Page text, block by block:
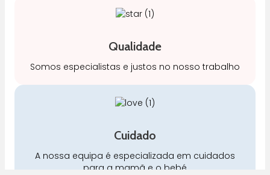
Qualidade
Somos especialistas e justos no nosso trabalho
Cuidado
A nossa equipa é especializada em cuidados
para a mamã e o bebé